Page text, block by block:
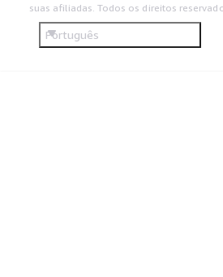
suas afiliadas. Todos os direitos
Português